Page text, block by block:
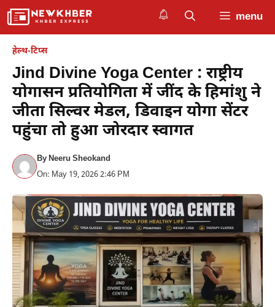
Skip
content
menu
हेल्थ-टिप्स
Jind Divine Yoga Center : राष्ट्रीय
योगासन प्रतियोगिता में जींद के हिमांशु ने
जीता सिल्वर मेडल, डिवाइन योगा सेंटर
पहुंचा तो हुआ जोरदार स्वागत
ByNeeru Sheokand
On: May 19, 2026 2:46 PM